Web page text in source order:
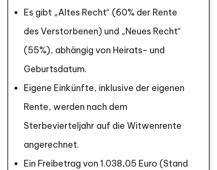
Es gibt „Altes Recht“ (60% der Rente
des Verstorbenen) und „Neues Recht“
(55%), abhängig von Heirats- und
Geburtsdatum.
Eigene Einkünfte, inklusive der eigenen
Rente, werden nach dem
Sterbevierteljahr auf die Witwenrente
angerechnet.
Ein Freibetrag von 1.038,05 Euro (Stand